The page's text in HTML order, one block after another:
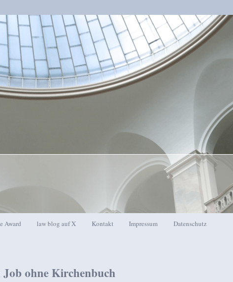
Award law blog auf X Kontakt Impressum Datenschutz
ohne Kirchenbuch